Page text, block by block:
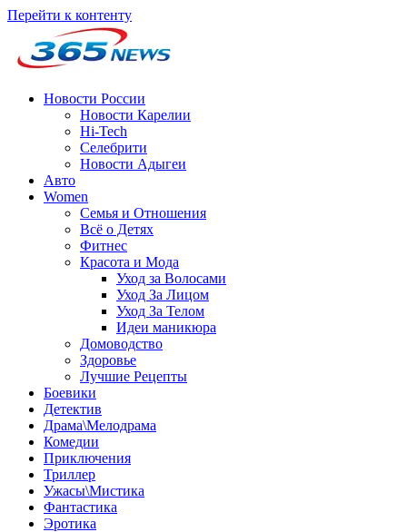
Перейти к контенту
Новости России
Новости Карелии
Hi-Tech
Селебрити
Новости Адыгеи
Авто
Women
Семья и Отношения
Всё о Детях
Фитнес
Красота и Мода
Уход за Волосами
Уход За Лицом
Уход За Телом
Идеи маникюра
Домоводство
Здоровье
Лучшие Рецепты
Боевики
Детектив
Драма\Мелодрама
Комедии
Приключения
Триллер
Ужасы\Мистика
Фантастика
Эротика